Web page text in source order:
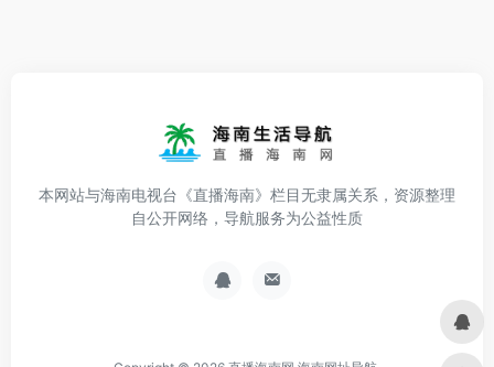
本网站与海南电视台《直播海南》栏目无隶属关系，资源整理
自公开网络，导航服务为公益性质